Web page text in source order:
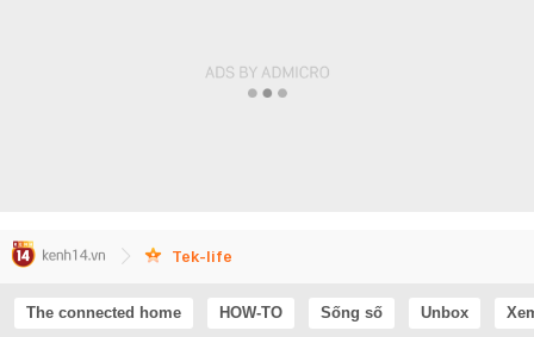
Tek-life
The connected home HOW-TO Sống số Unbox